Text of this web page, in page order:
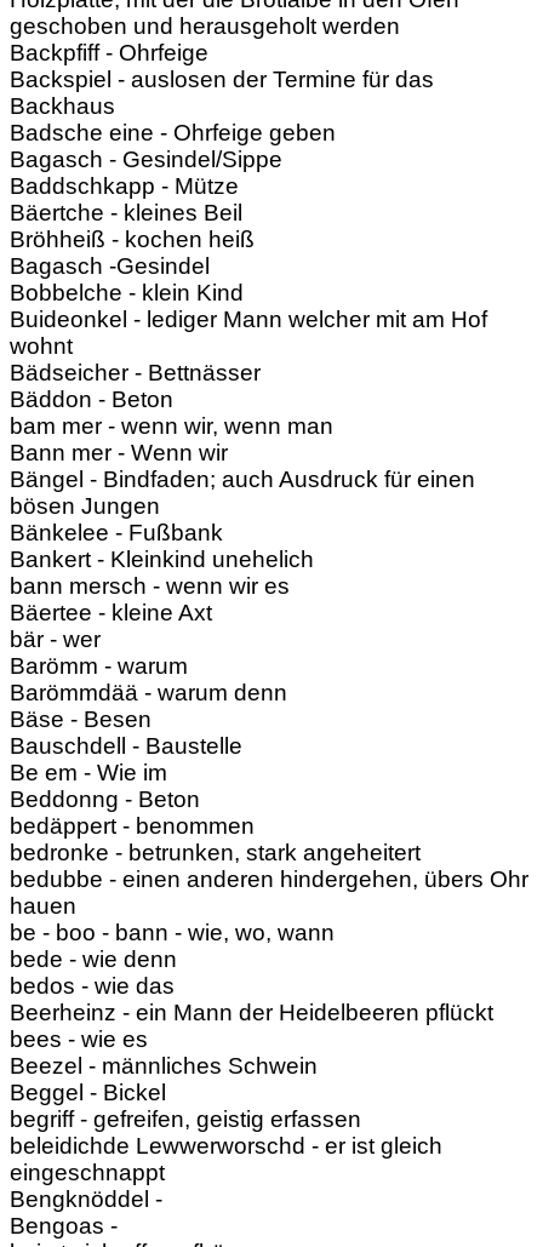
geschoben und herausgeholt werden
Backpfiff - Ohrfeige
Backspiel - auslosen der Termine für das
Backhaus
Badsche eine - Ohrfeige geben
Bagasch - Gesindel/Sippe
Baddschkapp - Mütze
Bäertche - kleines Beil
Bröhheiß - kochen heiß
Bagasch -Gesindel
Bobbelche - klein Kind
Buideonkel - lediger Mann welcher mit am Hof
wohnt
Bädseicher - Bettnässer
Bäddon - Beton
bam mer - wenn wir, wenn man
Bann mer - Wenn wir
Bängel - Bindfaden; auch Ausdruck für einen
bösen Jungen
Bänkelee - Fußbank
Bankert - Kleinkind unehelich
bann mersch - wenn wir es
Bäertee - kleine Axt
bär - wer
Barömm - warum
Barömmdää - warum denn
Bäse - Besen
Bauschdell - Baustelle
Be em - Wie im
Beddonng - Beton
bedäppert - benommen
bedronke - betrunken, stark angeheitert
bedubbe - einen anderen hindergehen, übers Ohr
hauen
be - boo - bann - wie, wo, wann
bede - wie denn
bedos - wie das
Beerheinz - ein Mann der Heidelbeeren pflückt
bees - wie es
Beezel - männliches Schwein
Beggel - Bickel
begriff - gefreifen, geistig erfassen
beleidichde Lewwerworschd - er ist gleich
eingeschnappt
Bengknöddel -
Bengoas -